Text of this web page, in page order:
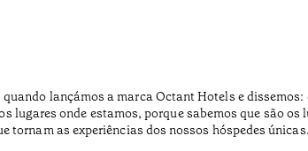
lançámos a marca Octant Hotels e
lugares onde estamos, porque sabemos que são
tornam as experiências dos nossos hóspedes únicas.